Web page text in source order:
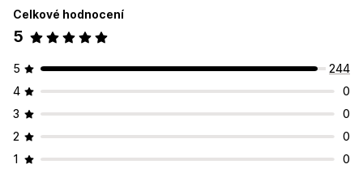
Celkové hodnocení
5
5
244
4
0
3
0
2
0
1
0